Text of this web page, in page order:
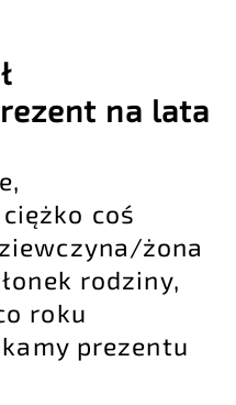
na lata
coś
żona
rodziny,
roku
prezentu